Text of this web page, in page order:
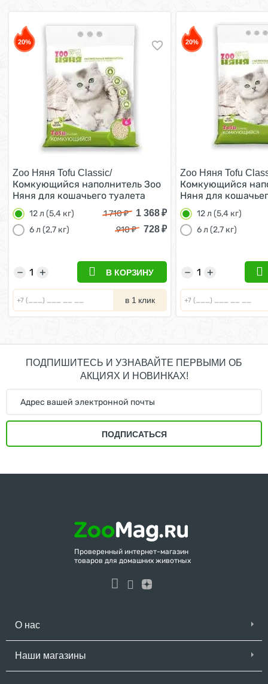
20%
Zоо Няня Tofu Classic/
Комкующийся наполнитель Зоо
Няня для кошачьего туалета
Растительный 12 л (5,4 кг)
12 л (5,4 кг) 1 710₽ 1 368₽
6 л (2,7 кг)
910₽ 728₽
+
− В КОРЗИНУ
в 1 клик
20%
Zоо Няня Tofu
Комкующийся
Няня для
Растительный 12
12 л (5,4 кг)
6 л (2,7 кг)
+
−
ПОДПИШИТЕСЬ И УЗНАВАЙТЕ ПЕРВЫМИ ОБ
АКЦИЯХ И НОВИНКАХ!
ПОДПИСАТЬСЯ
Проверенный интернет-магазин
товаров для домашних животных
О нас
Наши магазины